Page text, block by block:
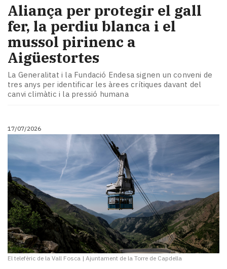
Aliança per protegir el gall
fer, la perdiu blanca i el
mussol pirinenc a
Aigüestortes
La Generalitat i la Fundació Endesa signen un conveni de
tres anys per identificar les àrees crítiques davant del
canvi climàtic i la pressió humana
17/07/2026
El telefèric de la Vall Fosca | Ajuntament de la Torre de Capdella